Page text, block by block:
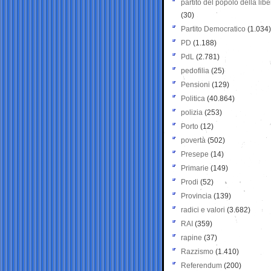
partito del popolo della
(30)
Partito Democratico (1.034)
PD (1.188)
PdL (2.781)
pedofilia (25)
Pensioni (129)
Politica (40.864)
polizia (253)
Porto (12)
povertà (502)
Presepe (14)
Primarie (149)
Prodi (52)
Provincia (139)
radici e valori (3.682)
RAI (359)
rapine (37)
Razzismo (1.410)
Referendum (200)